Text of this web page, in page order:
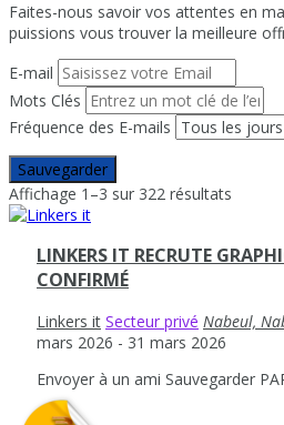
Faites-nous savoir vos attentes en
puissions vous trouver la meilleure
E-mail
Mots Clés
Fréquence des E-mails
Sauvegarder
Affichage 1–3 sur 322 résultats
LINKERS IT RECRUTE
CONFIRMÉ
Linkers it Secteur privé Nabeul‎,
mars 2026 - 31 mars 2026
Envoyer à un ami Sauvegarder